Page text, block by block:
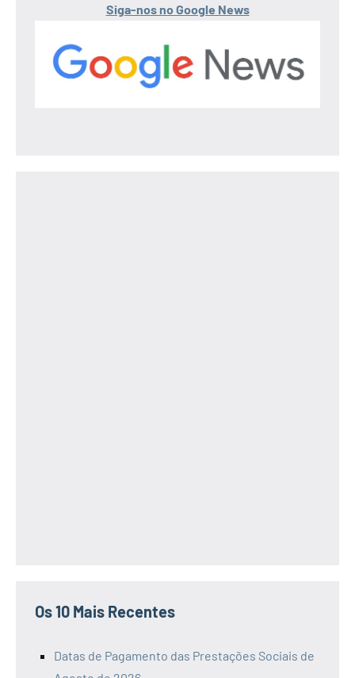
Siga-nos no Google News
Os 10 Mais Recentes
Datas de Pagamento das Prestações Sociais de